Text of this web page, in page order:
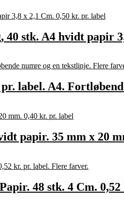
stk. A4 hvidt papir
label. A4.
papir. 35 mm x 20
48 stk. 4 Cm.